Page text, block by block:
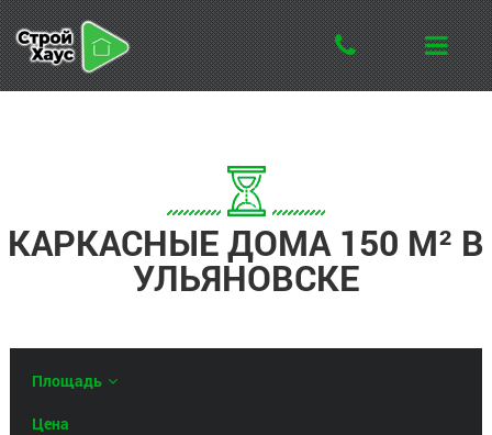
КАРКАСНЫЕ ДОМА 150 М² В
УЛЬЯНОВСКЕ
Площадь
Цена